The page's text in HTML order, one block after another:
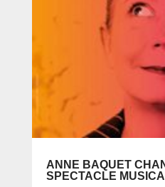
ANNE BAQUET
SPECTACLE